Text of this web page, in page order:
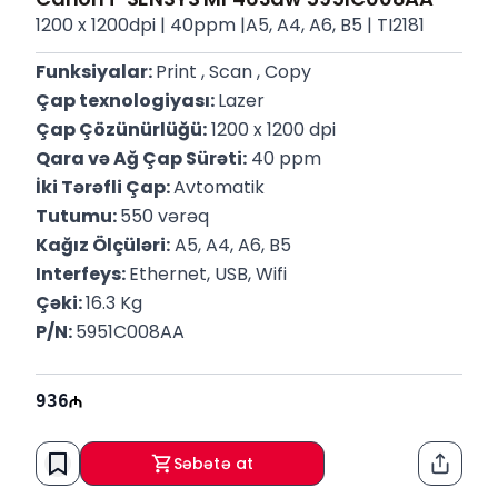
1200 x 1200dpi | 40ppm |A5, A4, A6, B5 | TI2181
Funksiyalar: Print , Scan , Copy
Çap texnologiyası: Lazer
Çap Çözünürlüğü: 1200 x 1200 dpi
Qara və Ağ Çap Sürəti: 40 ppm
İki Tərəfli Çap: Avtomatik
Tutumu: 550 vərəq
Kağız Ölçüləri: A5, A4, A6, B5
Interfeys: Ethernet, USB, Wifi
Çəki: 16.3 Kg
P/N: 5951C008AA
936
Səbətə at